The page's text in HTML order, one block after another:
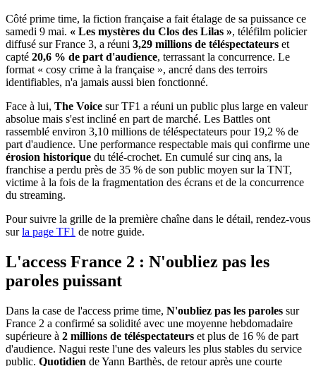
Côté prime time, la fiction française a fait étalage de sa puissance ce
samedi 9 mai. « Les mystères du Clos des Lilas », téléfilm policier
diffusé sur France 3, a réuni 3,29 millions de téléspectateurs et
capté 20,6 % de part d'audience, terrassant la concurrence. Le
format « cosy crime à la française », ancré dans des terroirs
identifiables, n'a jamais aussi bien fonctionné.
Face à lui, The Voice sur TF1 a réuni un public plus large en valeur
absolue mais s'est incliné en part de marché. Les Battles ont
rassemblé environ 3,10 millions de téléspectateurs pour 19,2 % de
part d'audience. Une performance respectable mais qui confirme une
érosion historique du télé-crochet. En cumulé sur cinq ans, la
franchise a perdu près de 35 % de son public moyen sur la TNT,
victime à la fois de la fragmentation des écrans et de la concurrence
du streaming.
Pour suivre la grille de la première chaîne dans le détail, rendez-vous
surla page TF1 de notre guide.
L'access France 2 : N'oubliez pas les
paroles puissant
Dans la case de l'access prime time, N'oubliez pas les paroles sur
France 2 a confirmé sa solidité avec une moyenne hebdomadaire
supérieure à 2 millions de téléspectateurs et plus de 16 % de part
d'audience. Nagui reste l'une des valeurs les plus stables du service
public. Quotidien de Yann Barthès, de retour après une courte